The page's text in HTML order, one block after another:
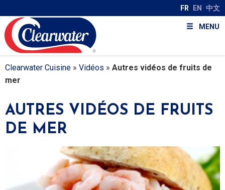
MENU
FR EN 中文
Clearwater Cuisine » Vidéos » Autres vidéos de fruits de
mer
AUTRES VIDÉOS DE FRUITS
DE MER